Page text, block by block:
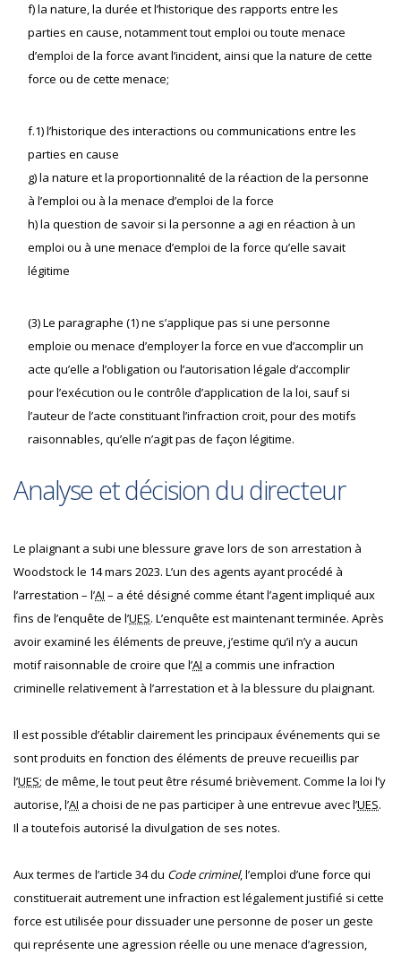
f) la nature, la durée et l’historique des rapports entre les
parties en cause, notamment tout emploi ou toute menace
d’emploi de la force avant l’incident, ainsi que la nature de cette
force ou de cette menace;
f.1) l’historique des interactions ou communications entre les
parties en cause
g) la nature et la proportionnalité de la réaction de la personne
à l’emploi ou à la menace d’emploi de la force
h) la question de savoir si la personne a agi en réaction à un
emploi ou à une menace d’emploi de la force qu’elle savait
légitime
(3) Le paragraphe (1) ne s’applique pas si une personne
emploie ou menace d’employer la force en vue d’accomplir un
acte qu’elle a l’obligation ou l’autorisation légale d’accomplir
pour l’exécution ou le contrôle d’application de la loi, sauf si
l’auteur de l’acte constituant l’infraction croit, pour des motifs
raisonnables, qu’elle n’agit pas de façon légitime.
Analyse et décision du directeur
Le plaignant a subi une blessure grave lors de son arrestation à
Woodstock le 14 mars 2023. L’un des agents ayant procédé à
l’arrestation – l’AI – a été désigné comme étant l’agent impliqué aux
fins de l’enquête de l’UES. L’enquête est maintenant terminée. Après
avoir examiné les éléments de preuve, j’estime qu’il n’y a aucun
motif raisonnable de croire que l’AI a commis une infraction
criminelle relativement à l’arrestation et à la blessure du plaignant.
Il est possible d’établir clairement les principaux événements qui se
sont produits en fonction des éléments de preuve recueillis par
l’UES; de même, le tout peut être résumé brièvement. Comme la loi l’y
autorise, l’AI a choisi de ne pas participer à une entrevue avec l’UES.
Il a toutefois autorisé la divulgation de ses notes.
Aux termes de l’article 34 du Code criminel, l’emploi d’une force qui
constituerait autrement une infraction est légalement justifié si cette
force est utilisée pour dissuader une personne de poser un geste
qui représente une agression réelle ou une menace d’agression,